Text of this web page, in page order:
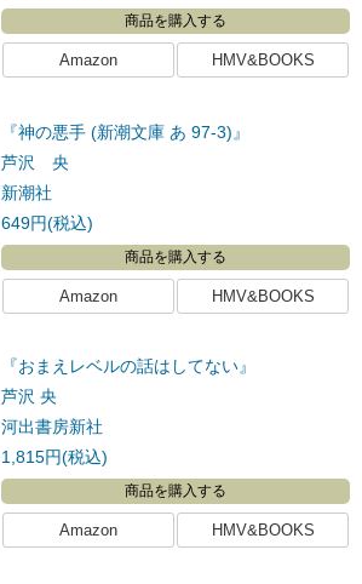
商品を購入する
Amazon HMV&BOOKS
『神の悪手 (新潮文庫 あ 97-3)』
芦沢 央
新潮社
649円(税込)
商品を購入する
Amazon HMV&BOOKS
『おまえレベルの話はしてない』
芦沢 央
河出書房新社
1,815円(税込)
商品を購入する
Amazon HMV&BOOKS